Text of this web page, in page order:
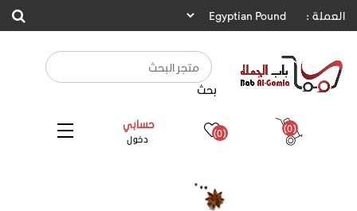
العملة :
بحث
حسابي
دخول (0) (0)